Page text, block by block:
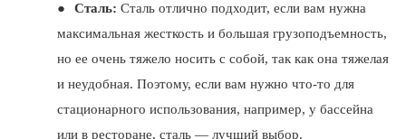
● Сталь: Сталь отлично подходит, если вам нужна
максимальная жесткость и большая грузоподъемность,
но ее очень тяжело носить с собой, так как она тяжелая
и неудобная. Поэтому, если вам нужно что-то для
стационарного использования, например, у бассейна
или в ресторане, сталь — лучший выбор.